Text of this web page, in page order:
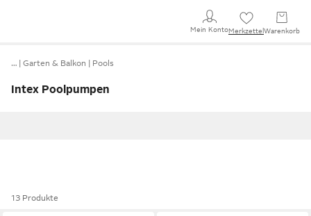
Mein KontoMerkzettel Warenkorb
… Garten & Balkon Pools
Intex Poolpumpen
13 Produkte